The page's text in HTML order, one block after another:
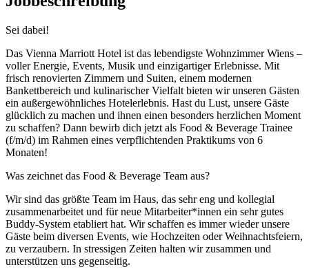
Sei dabei!
Das Vienna Marriott Hotel ist das lebendigste Wohnzimmer Wiens –
voller Energie, Events, Musik und einzigartiger Erlebnisse. Mit
frisch renovierten Zimmern und Suiten, einem modernen
Bankettbereich und kulinarischer Vielfalt bieten wir unseren Gästen
ein außergewöhnliches Hotelerlebnis. Hast du Lust, unsere Gäste
glücklich zu machen und ihnen einen besonders herzlichen Moment
zu schaffen? Dann bewirb dich jetzt als Food & Beverage Trainee
(f/m/d) im Rahmen eines verpflichtenden Praktikums von 6
Monaten!
Was zeichnet das Food & Beverage Team aus?
Wir sind das größte Team im Haus, das sehr eng und kollegial
zusammenarbeitet und für neue Mitarbeiter*innen ein sehr gutes
Buddy-System etabliert hat. Wir schaffen es immer wieder unsere
Gäste beim diversen Events, wie Hochzeiten oder Weihnachtsfeiern,
zu verzaubern. In stressigen Zeiten halten wir zusammen und
unterstützen uns gegenseitig.